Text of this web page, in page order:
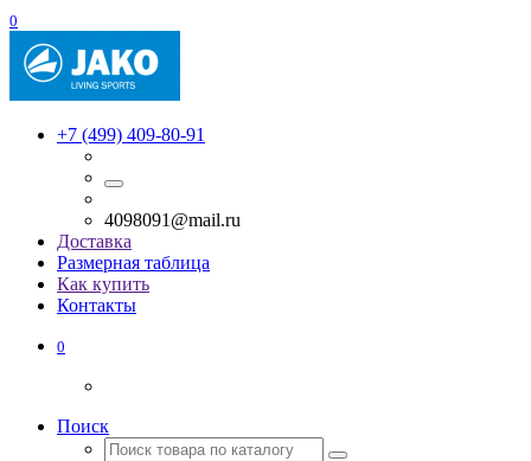
0
+7 (499) 409-80-91
4098091@mail.ru
Доставка
Размерная таблица
Как купить
Контакты
0
Поиск